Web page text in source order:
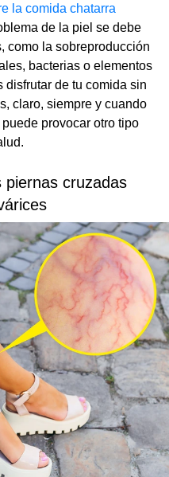
la comida chatarra
de la piel se debe
como la sobreproducción
bacterias o elementos
disfrutar de tu comida sin
claro, siempre y cuando
provocar otro tipo
piernas cruzadas